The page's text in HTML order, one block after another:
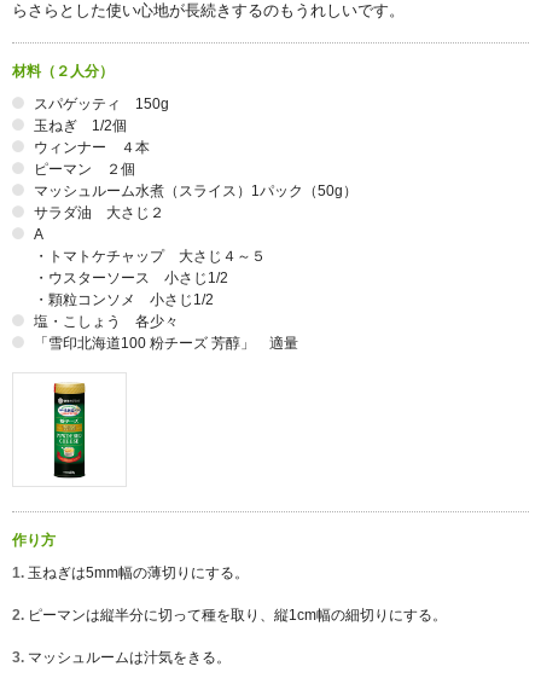
らさらとした使い心地が長続きするのもうれしいです。
材料（２人分）
スパゲッティ 150g
玉ねぎ 1/2個
ウィンナー ４本
ピーマン ２個
マッシュルーム水煮（スライス）1パック（50g）
サラダ油 大さじ２
A
・トマトケチャップ 大さじ４～５
・ウスターソース 小さじ1/2
・顆粒コンソメ 小さじ1/2
塩・こしょう 各少々
「雪印北海道100 粉チーズ 芳醇」 適量
作り方
1. 玉ねぎは5mm幅の薄切りにする。
2. ピーマンは縦半分に切って種を取り、縦1cm幅の細切りにする。
3. マッシュルームは汁気をきる。